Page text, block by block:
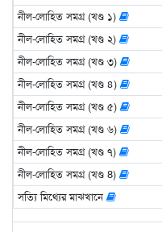
নীল-লোহিত সমগ্র (খণ্ড ১)
নীল-লোহিত সমগ্র (খণ্ড ২)
নীল-লোহিত সমগ্র (খণ্ড ৩)
নীল-লোহিত সমগ্র (খণ্ড ৪)
নীল-লোহিত সমগ্র (খণ্ড ৫)
নীল-লোহিত সমগ্র (খণ্ড ৬)
নীল-লোহিত সমগ্র (খণ্ড ৭)
নীল-লোহিত সমগ্র (খণ্ড 8)
সত্যি মিথ্যের মাঝখানে